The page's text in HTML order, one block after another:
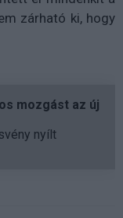
zárható ki, hogy
mozgást az új
nyílt